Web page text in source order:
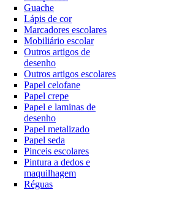
Guache
Lápis de cor
Marcadores escolares
Mobiliário escolar
Outros artigos de
desenho
Outros artigos escolares
Papel celofane
Papel crepe
Papel e laminas de
desenho
Papel metalizado
Papel seda
Pinceis escolares
Pintura a dedos e
maquilhagem
Réguas